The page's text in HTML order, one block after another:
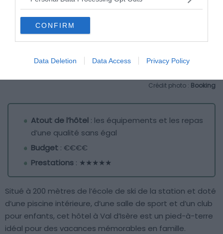
CONFIRM
Data Deletion Data Access Privacy Policy
Crédit photo : Booking
Atout de l’hôtel : les équipements et les repas
d’une qualité sans égal
Budget : €€€€
Prestations : ★★★★★
Situé à 200 mètres de l’école de ski de la station et doté
d’une piscine intérieure, d’une salle de sport et d’un club
pour enfants, cet hôtel à Val d’Isère est un pied-à-terre
idéal pour des vacances mémorables en famille.